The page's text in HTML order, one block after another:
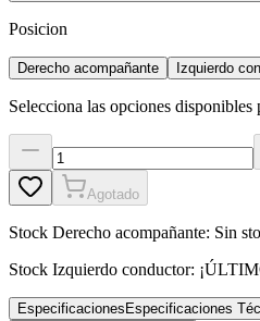
Posicion
Derecho acompañante Izquierdo
Selecciona las opciones disponibles
Agotado
Stock Derecho acompañante: Sin
Stock Izquierdo conductor:
Especificaciones Especificaciones